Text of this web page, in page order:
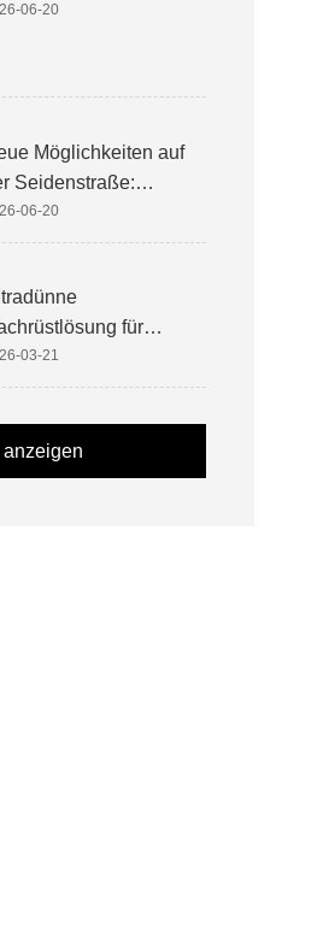
Ltd. wird feierlich
Fertigung für
06-20
Möglichkeiten auf
Seidenstraße:
des
06-20
für
von Nidec
03-21
anzeigen